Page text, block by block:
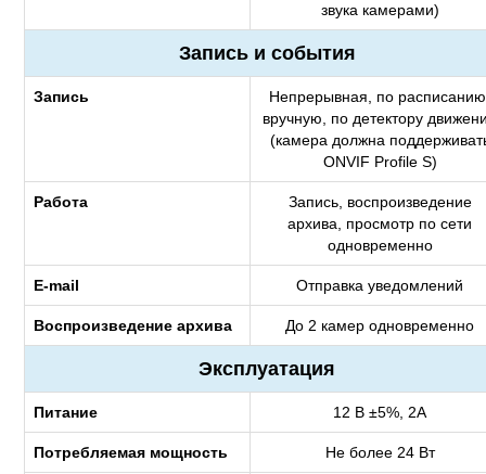
звука камерами)
Запись и события
Запись
Непрерывная, по
вручную, по детектору
(камера должна
ONVIF Profile S)
Работа
Запись, воспроизведение
архива, просмотр по сети
одновременно
E-mail Отправка уведомлений
Воспроизведение архива До 2 камер одновременно
Эксплуатация
Питание 12 В ±5%, 2А
Потребляемая мощность Не более 24 Вт